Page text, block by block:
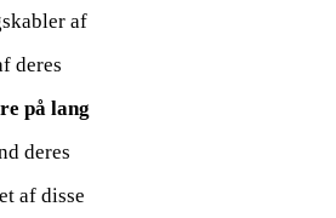
af
deres
på lang
deres
af disse